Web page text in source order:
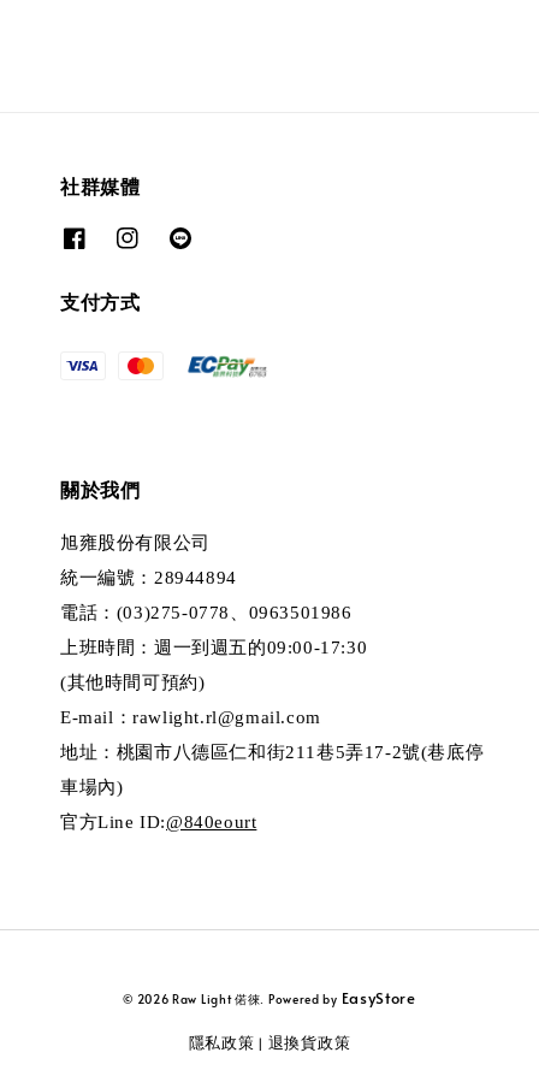
社群媒體
支付方式
關於我們
旭雍股份有限公司
統一編號：28944894
電話：(03)275-0778、0963501986
上班時間：週一到週五的09:00-17:30
(其他時間可預約)
E-mail：rawlight.rl@gmail.com
地址：桃園市八德區仁和街211巷5弄17-2號(巷底停
車場內)
官方Line ID:@840eourt
© 2026 Raw Light 偌徠. Powered by EasyStore
隱私政策 | 退換貨政策